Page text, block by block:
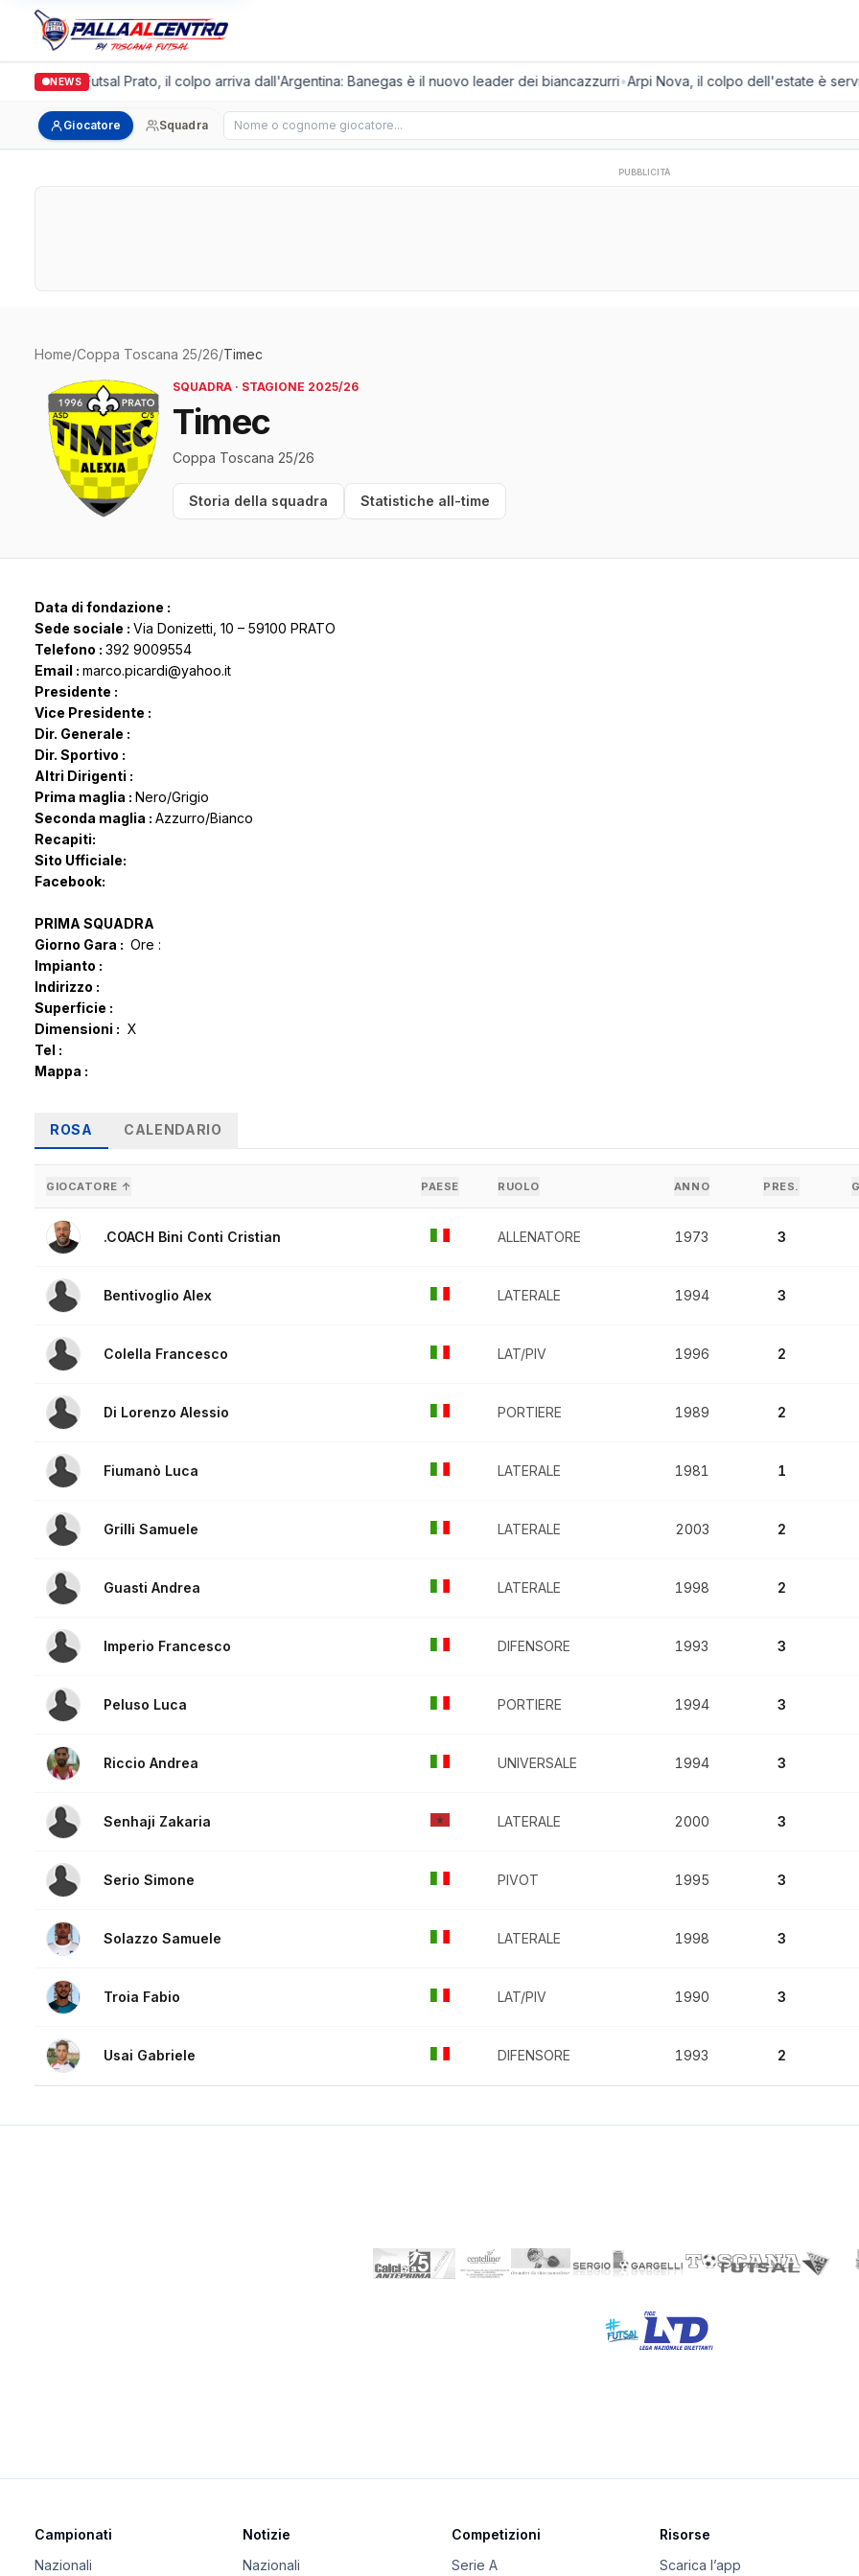
NEWS
Italgronda Futsal Prato, il colpo arriva dall'Argentina: Banegas è il nuovo leader dei biancazzurri•Arpi Nova, il colpo dell'estate è
Giocatore Squadra Cerca giocatore
PUBBLICITÀ
Home/Coppa Toscana 25/26/Timec
SQUADRA · STAGIONE 2025/26
Timec
Coppa Toscana 25/26
Storia della squadra Statistiche all-time
Data di fondazione :
Sede sociale : Via Donizetti, 10 – 59100 PRATO
Telefono : 392 9009554
Email : marco.picardi@yahoo.it
Presidente :
Vice Presidente :
Dir. Generale :
Dir. Sportivo :
Altri Dirigenti :
Prima maglia : Nero/Grigio
Seconda maglia : Azzurro/Bianco
Recapiti:
Sito Ufficiale:
Facebook:
PRIMA SQUADRA
Giorno Gara : Ore :
Impianto :
Indirizzo :
Superficie :
Dimensioni : X
Tel :
Mappa :
ROSA CALENDARIO
GIOCATORE ↑ PAESE RUOLO ANNO PRES.
.COACH Bini Conti Cristian ALLENATORE 1973 3
Bentivoglio Alex LATERALE 1994 3
Colella Francesco LAT/PIV 1996 2
Di Lorenzo Alessio PORTIERE 1989 2
Fiumanò Luca LATERALE 1981 1
Grilli Samuele LATERALE 2003 2
Guasti Andrea LATERALE 1998 2
Imperio Francesco DIFENSORE 1993 3
Peluso Luca PORTIERE 1994 3
Riccio Andrea UNIVERSALE 1994 3
Senhaji Zakaria LATERALE 2000 3
Serio Simone PIVOT 1995 3
Solazzo Samuele LATERALE 1998 3
Troia Fabio LAT/PIV 1990 3
Usai Gabriele DIFENSORE 1993 2
Campionati
Nazionali
Notizie
Nazionali
Competizioni
Serie A
Risorse
Scarica l’app